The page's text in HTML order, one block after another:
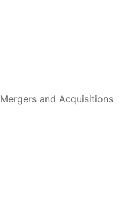
Mergers and Acquisitions